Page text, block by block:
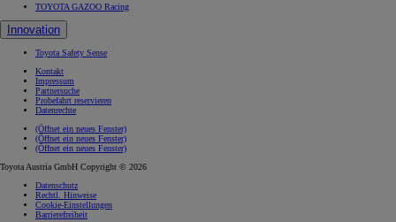
TOYOTA GAZOO Racing
Innovation
Toyota Safety Sense
Kontakt
Impressum
Partnersuche
Probefahrt reservieren
Datenrechte
(Öffnet ein neues Fenster)
(Öffnet ein neues Fenster)
(Öffnet ein neues Fenster)
Toyota Austria GmbH Copyright © 2026
Datenschutz
Rechtl. Hinweise
Cookie-Einstellungen
Barrierefreiheit